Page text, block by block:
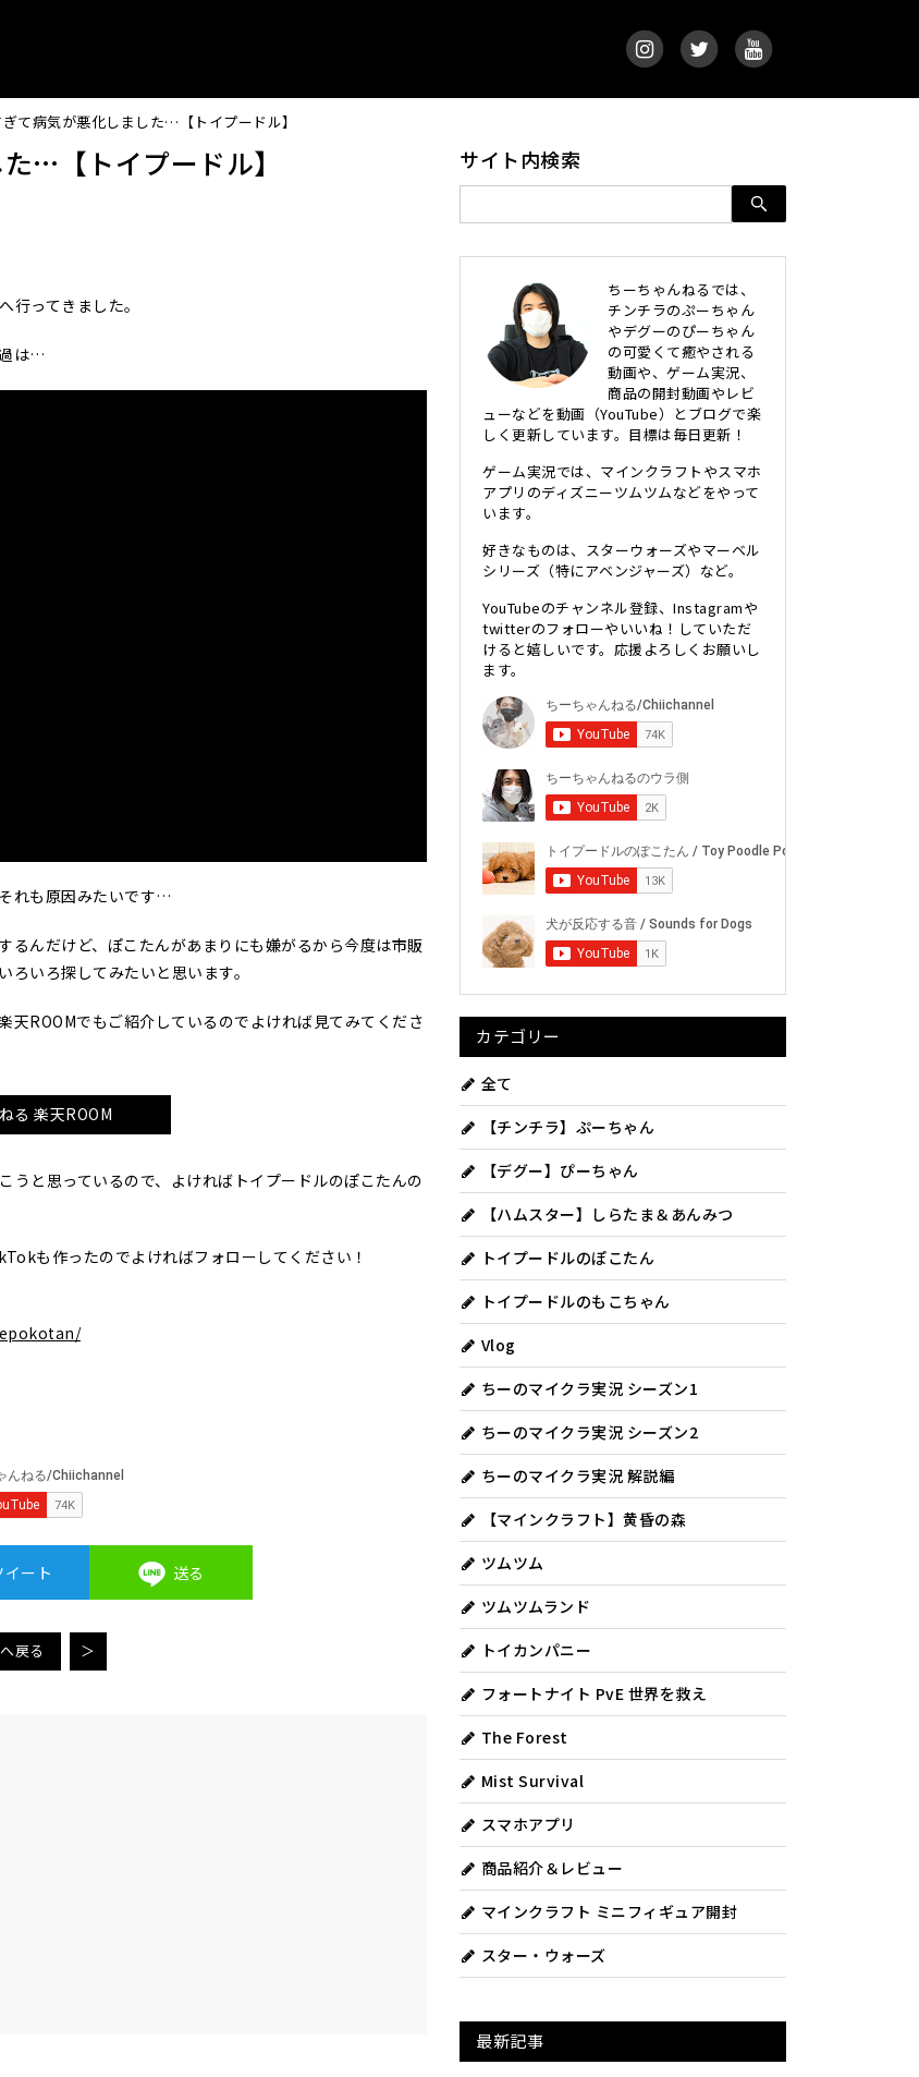
て病気が悪化しました…【トイプードル】
…【トイプードル】
行ってきました。
は…
れも原因みたいです…
るんだけど、ぽこたんがあまりにも嫌がるから今度は市販
いろ探してみたいと思います。
ROOMでもご紹介しているのでよければ見てみてくださ
る 楽天ROOM
うと思っているので、よければトイプードルのぽこたんの
も作ったのでよければフォローしてください！
イート 送る
戻る ＞
サイト内検索
ちーちゃんねるでは、
チンチラのぷーちゃん
やデグーのぴーちゃん
の可愛くて癒やされる
動画や、ゲーム実況、
商品の開封動画やレビ
ューなどを動画（YouTube）とブログで楽
しく更新しています。目標は毎日更新！
ゲーム実況では、マインクラフトやスマホ
アプリのディズニーツムツムなどをやって
います。
好きなものは、スターウォーズやマーベル
シリーズ（特にアベンジャーズ）など。
YouTubeのチャンネル登録、Instagramや
twitterのフォローやいいね！していただ
けると嬉しいです。応援よろしくお願いし
ます。
カテゴリー
全て
【チンチラ】ぷーちゃん
【デグー】ぴーちゃん
【ハムスター】しらたま＆あんみつ
トイプードルのぽこたん
トイプードルのもこちゃん
Vlog
ちーのマイクラ実況 シーズン1
ちーのマイクラ実況 シーズン2
ちーのマイクラ実況 解説編
【マインクラフト】黄昏の森
ツムツム
ツムツムランド
トイカンパニー
フォートナイト PvE 世界を救え
The Forest
Mist Survival
スマホアプリ
商品紹介＆レビュー
マインクラフト ミニフィギュア開封
スター・ウォーズ
最新記事